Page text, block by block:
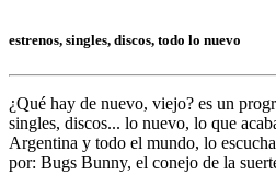
estrenos, singles, discos, todo lo nuevo
¿Qué hay de nuevo, viejo? es un
singles, discos... lo nuevo, lo que
Argentina y todo el mundo, lo
por: Bugs Bunny, el conejo de la